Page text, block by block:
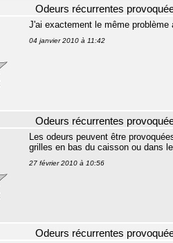
Odeurs récurrentes
J'ai exactement le même
04 janvier 2010 à 11:42
Odeurs récurrentes
Les odeurs peuvent être
grilles en bas du caisson ou dans
27 février 2010 à 10:56
Odeurs récurrentes